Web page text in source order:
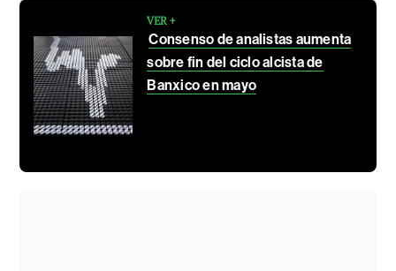
VER +
Consenso de analistas aumenta
sobre fin del ciclo alcista de
Banxico en mayo